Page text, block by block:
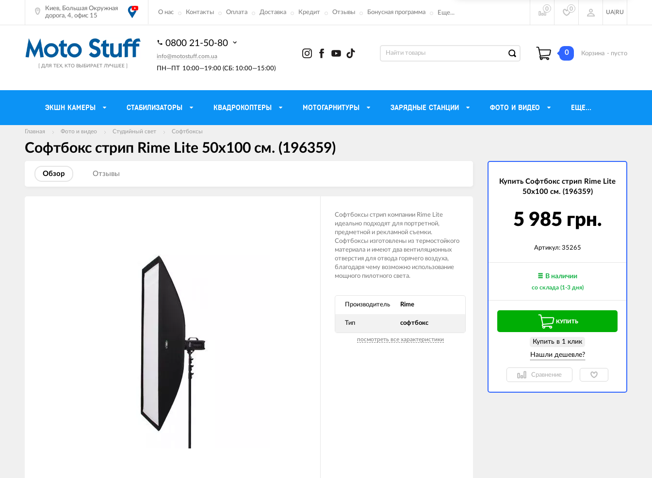
Киев, Большая Окружная
дорога, 4, офис 15
О нас Контакты Оплата Доставка Кредит Отзывы Бонусная программа Еще...
0 0
UA RU
[ ДЛЯ ТЕХ, КТО ВЫБИРАЕТ ЛУЧШЕЕ ] ПН—ПТ 10:00—19:00 (СБ: 10:00—15:00)
0800 21-50-80
info@motostuff.com.ua 0 Корзина - пусто
ЭКШН КАМЕРЫ СТАБИЛИЗАТОРЫ КВАДРОКОПТЕРЫ МОТОГАРНИТУРЫ ЗАРЯДНЫЕ СТАНЦИИ ФОТО И ВИДЕО ЕЩЕ...
Мотошлемы
Мотокуртки
Держатели телефона
Моторучки (грипсы)
Грузики руля
Мото сумки Wolfman для
Тубус для инструментов
Защита рук
Моторные масла для
мотоцикла
Пропитки воздушного фильтра
Охлаждающая жидкость
Веб-камеры
Носимые гаджеты
Рюкзаки и сумки
Электротранспорт
аккумуляторы)
Туристические GPS-
Инверторные генераторы
Трехфазные генераторы
Диктофоны и рекордеры
Главная Фото и видео Студийный свет Софтбоксы
Софтбокс стрип Rime Lite 50х100 см. (196359)
Обзор Отзывы
Софтбоксы стрип компании Rime Lite
идеально подходят для портретной,
предметной и рекламной съемки.
Софтбоксы изготовлены из термостойкого
материала и имеют два вентиляционных
отверстия для отвода горячего воздуха,
благодаря чему возможно использование
мощного пилотного света.
Производитель Rime
Тип софтбокс
посмотреть все характеристики
Купить Софтбокс стрип Rime Lite
50х100 см. (196359)
5 985 грн.
Артикул: 35265
В наличии
со склада (1-3 дня)
КУПИТЬ
Купить в 1 клик
Сравнение